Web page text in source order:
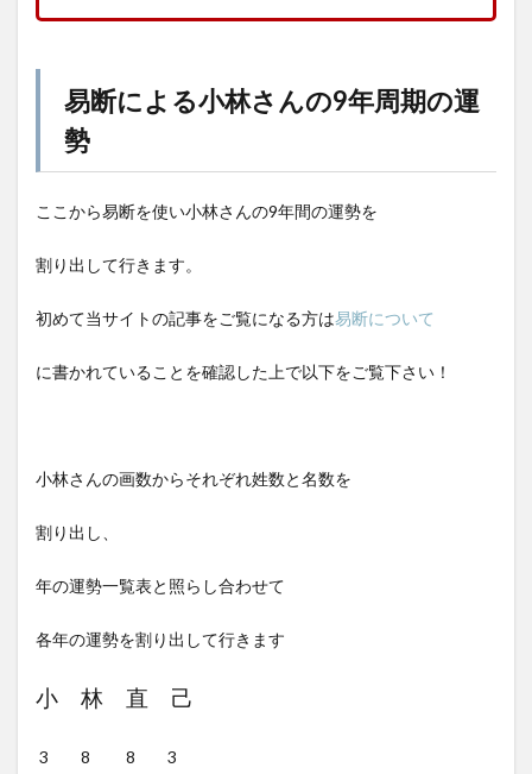
易断による小林さんの9年周期の運
勢
ここから易断を使い小林さんの9年間の運勢を
割り出して行きます。
初めて当サイトの記事をご覧になる方は易断について
に書かれていることを確認した上で以下をご覧下さい！
小林さんの画数からそれぞれ姓数と名数を
割り出し、
年の運勢一覧表と照らし合わせて
各年の運勢を割り出して行きます
小 林 直 己
3 8 8 3